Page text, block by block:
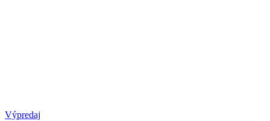
Výpredaj